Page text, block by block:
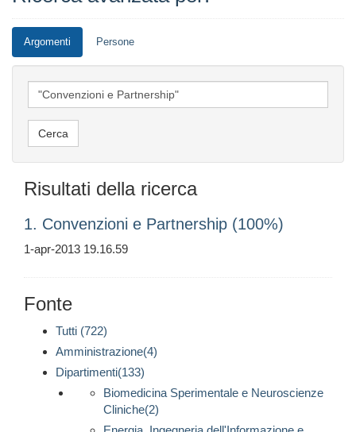
Argomenti Persone
Risultati della ricerca
1. Convenzioni e Partnership (100%)
1-apr-2013 19.16.59
Fonte
Tutti (722)
Amministrazione(4)
Dipartimenti(133)
Biomedicina Sperimentale e Neuroscienze
Cliniche(2)